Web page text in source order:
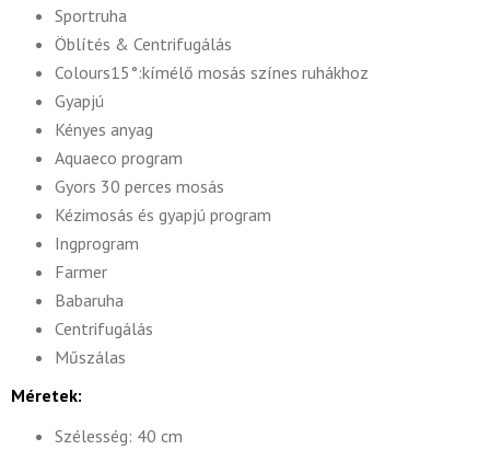
Sportruha
Öblítés & Centrifugálás
Colours15°:kímélő mosás színes ruhákhoz
Gyapjú
Kényes anyag
Aquaeco program
Gyors 30 perces mosás
Kézimosás és gyapjú program
Ingprogram
Farmer
Babaruha
Centrifugálás
Műszálas
Méretek:
Szélesség: 40 cm